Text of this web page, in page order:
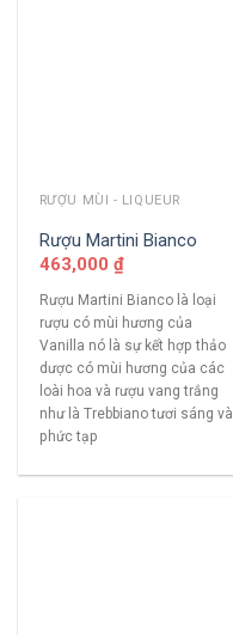
RƯỢU MÙI - LIQUEUR
Rượu Martini Bianco
463,000 ₫
Rượu Martini Bianco là loại
rượu có mùi hương của
Vanilla nó là sự kết hợp thảo
dược có mùi hương của các
loài hoa và rượu vang trắng
như là Trebbiano tươi sáng và
phức tạp